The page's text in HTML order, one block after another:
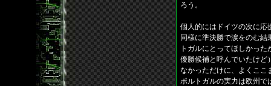
ろう。
個人的にはドイツの次に応
同様に準決勝で涙をのむ
トガルにとってほしかっ
優勝候補と呼んでいたけど
なかっただけに、よくここ
ポルトガルの実力は欧州で